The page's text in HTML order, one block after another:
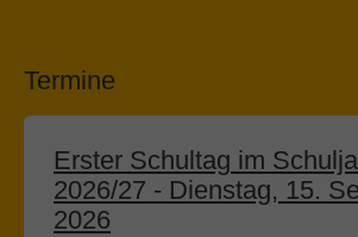
Termine
Erster Schultag im
2026/27 - Dienstag, 15.
2026